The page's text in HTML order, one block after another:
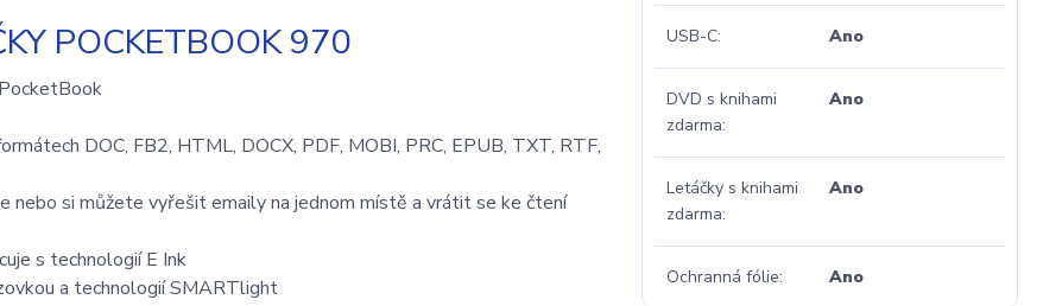
POCKETBOOK 970
DOC, FB2, HTML, DOCX, PDF, MOBI, PRC, EPUB, TXT, RTF,
nebo si můžete vyřešit emaily na jednom místě a vrátit se ke čtení
s technologií E Ink
a technologií SMARTlight
USB-C Ano
DVD s knihami
zdarma
Ano
Letáčky s knihami
zdarma
Ano
Ochranná fólie Ano